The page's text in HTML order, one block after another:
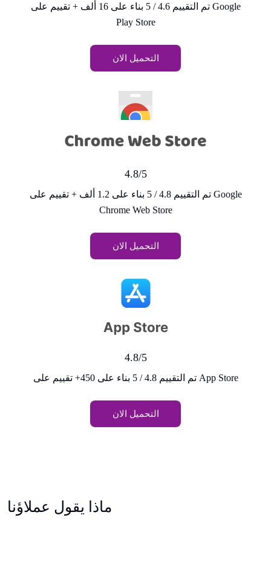
تم التقييم 4.6 / 5 بناء على 16 ألف + تقييم على Google
Play Store
التحميل الان
4.8/5
تم التقييم 4.8 / 5 بناء على 1.2 ألف + تقييم على Google
Chrome Web Store
التحميل الان
4.8/5
تم التقييم 4.8 / 5 بناء على 450+ تقييم على App Store
التحميل الان
ماذا يقول عملاؤنا